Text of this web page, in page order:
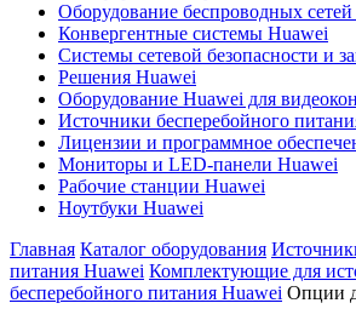
Оборудование беспроводных
Конвергентные системы Huawei
Системы сетевой безопасности и
Решения Huawei
Оборудование Huawei для
Источники бесперебойного
Лицензии и программное
Мониторы и LED-панели Huawei
Рабочие станции Huawei
Ноутбуки Huawei
Главная Каталог оборудования
питания Huawei Комплектующие для
бесперебойного питания Huawei Опции